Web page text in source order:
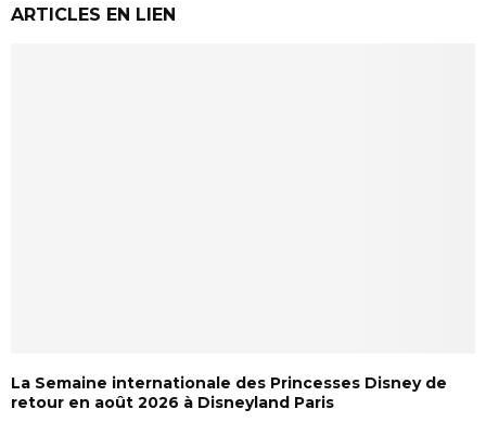
ARTICLES EN LIEN
La Semaine internationale des Princesses Disney de
retour en août 2026 à Disneyland Paris